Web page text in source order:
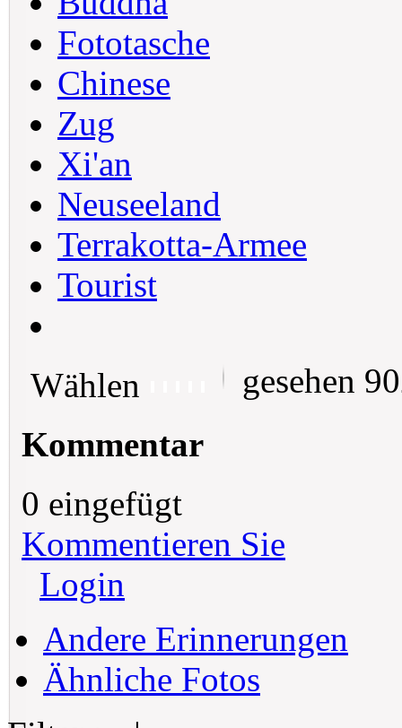
Fototasche
Chinese
Zug
Xi'an
Neuseeland
Terrakotta-Armee
Tourist
Wählen
gesehen
Kommentar
0 eingefügt
Kommentieren Sie
Login
Andere Erinnerungen
Ähnliche Fotos